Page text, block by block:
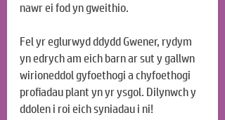
nawr ei fod yn gweithio.
Fel yr eglurwyd ddydd Gwener, rydym
yn edrych am eich barn ar sut y gallwn
wirioneddol gyfoethogi a chyfoethogi
profiadau plant yn yr ysgol. Dilynwch y
ddolen i roi eich syniadau i ni!